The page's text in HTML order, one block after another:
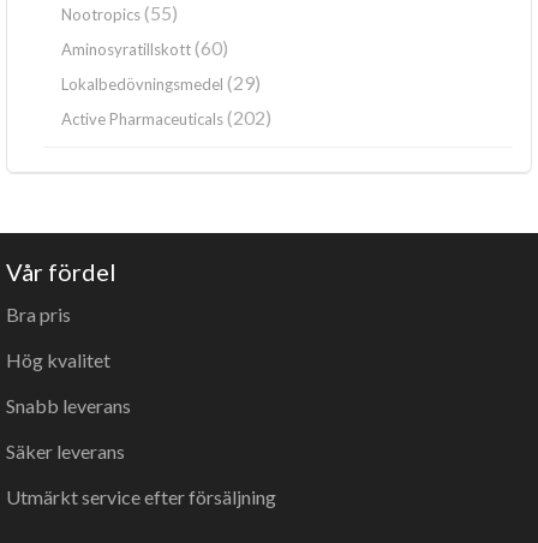
Nootropics(55)
Aminosyratillskott(60)
Lokalbedövningsmedel (29)
Active Pharmaceuticals(202)
Vår fördel
Bra pris
Hög kvalitet
Snabb leverans
Säker leverans
Utmärkt service efter försäljning